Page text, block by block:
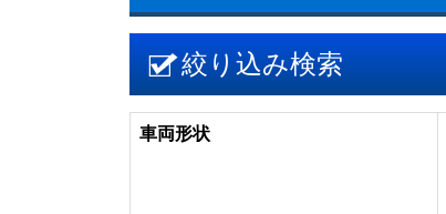
絞り込み検索
車両形状